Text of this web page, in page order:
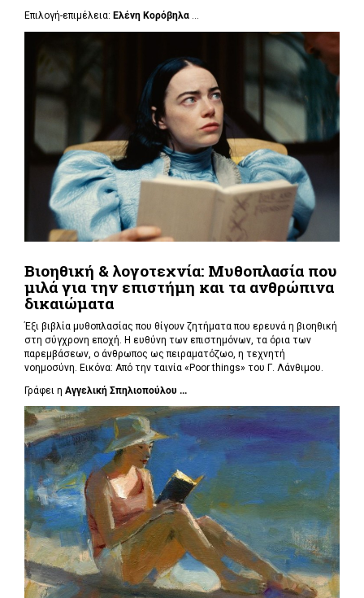
Επιλογή-επιμέλεια: Ελένη Κορόβηλα ...
Βιοηθική & λογοτεχνία: Μυθοπλασία που
μιλά για την επιστήμη και τα ανθρώπινα
δικαιώματα
Έξι βιβλία μυθοπλασίας που θίγουν ζητήματα που ερευνά η βιοηθική
στη σύγχρονη εποχή. Η ευθύνη των επιστημόνων, τα όρια των
παρεμβάσεων, ο άνθρωπος ως πειραματόζωο, η τεχνητή
νοημοσύνη. Εικόνα: Από την ταινία «Poor things» του Γ. Λάνθιμου.
Γράφει η Αγγελική Σπηλιοπούλου ...